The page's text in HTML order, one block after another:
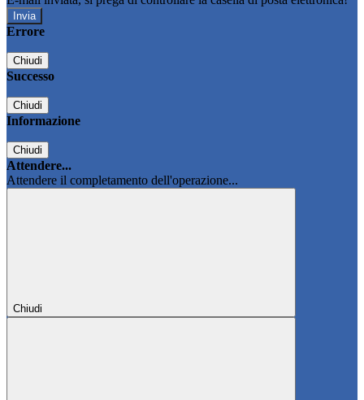
Errore
Chiudi
Successo
Chiudi
Informazione
Chiudi
Attendere...
Attendere il completamento dell'operazione...
Chiudi